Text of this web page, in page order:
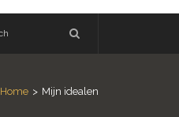
Home > Mijn idealen